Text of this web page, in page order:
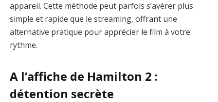
appareil. Cette méthode peut parfois s’avérer plus
simple et rapide que le streaming, offrant une
alternative pratique pour apprécier le film à votre
rythme.
A l’affiche de Hamilton 2 :
détention secrète